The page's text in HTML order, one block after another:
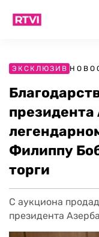
ЭКСКЛЮЗИВ
Филиппу
торги
С аукциона
президента